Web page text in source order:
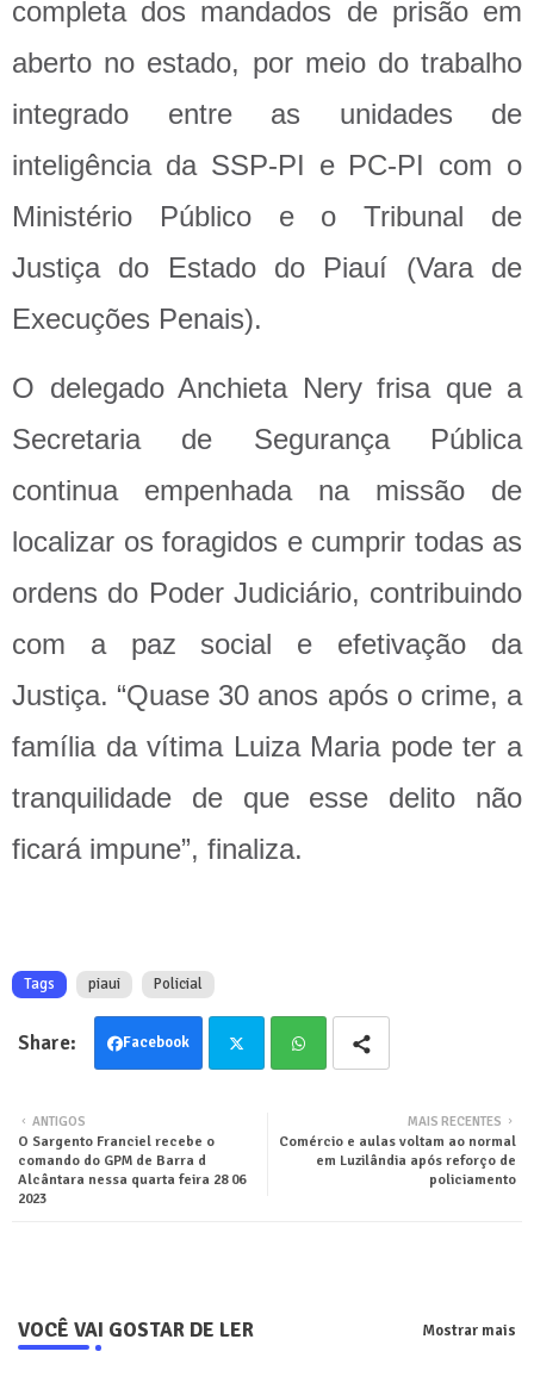
completa dos mandados de prisão em
aberto no estado, por meio do trabalho
integrado entre as unidades de
inteligência da SSP-PI e PC-PI com o
Ministério Público e o Tribunal de
Justiça do Estado do Piauí (Vara de
Execuções Penais).
O delegado Anchieta Nery frisa que a
Secretaria de Segurança Pública
continua empenhada na missão de
localizar os foragidos e cumprir todas as
ordens do Poder Judiciário, contribuindo
com a paz social e efetivação da
Justiça. “Quase 30 anos após o crime, a
família da vítima Luiza Maria pode ter a
tranquilidade de que esse delito não
ficará impune”, finaliza.
Tags piaui Policial
Facebook
tsa
MAIS RECENTES
Comércio e aulas voltam ao normal
em Luzilândia após reforço de
policiamento
ANTIGOS
O Sargento Franciel recebe o
comando do GPM de Barra d
Alcântara nessa quarta feira 28 06
2023
VOCÊ VAI GOSTAR DE LER Mostrar mais